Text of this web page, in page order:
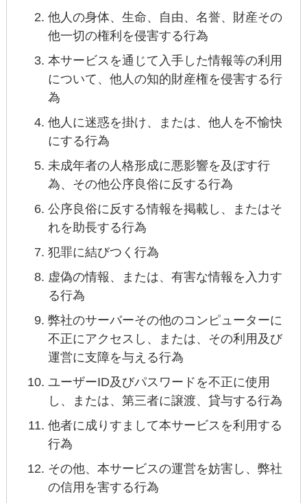
他人の身体、生命、自由、名誉、財産その
他一切の権利を侵害する行為
本サービスを通じて入手した情報等の利用
について、他人の知的財産権を侵害する行
為
他人に迷惑を掛け、または、他人を不愉快
にする行為
未成年者の人格形成に悪影響を及ぼす行
為、その他公序良俗に反する行為
公序良俗に反する情報を掲載し、またはそ
れを助長する行為
犯罪に結びつく行為
虚偽の情報、または、有害な情報を入力す
る行為
弊社のサーバーその他のコンピューターに
不正にアクセスし、または、その利用及び
運営に支障を与える行為
ユーザーID及びパスワードを不正に使用
し、または、第三者に譲渡、貸与する行為
他者に成りすまして本サービスを利用する
行為
その他、本サービスの運営を妨害し、弊社
の信用を害する行為